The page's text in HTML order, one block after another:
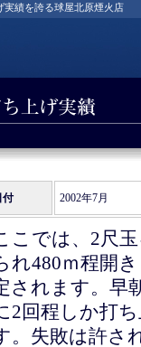
実績を誇る球屋北原煙火店
付 2002年7月
こでは、2尺
れ480ｍ程開
されます。早
2回程しか打
。失敗は許さ